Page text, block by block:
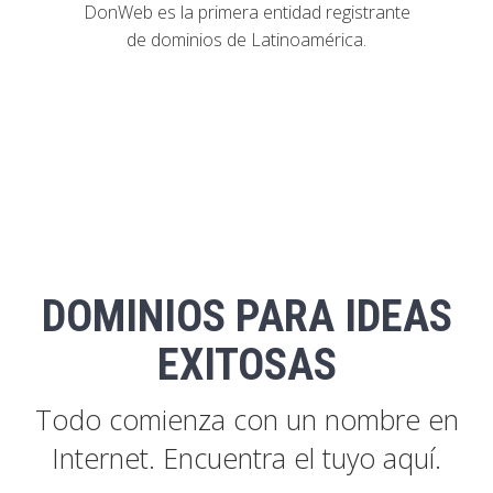
DonWeb es la primera entidad registrante
de dominios de Latinoamérica.
DOMINIOS PARA IDEAS
EXITOSAS
Todo comienza con un nombre en
Internet. Encuentra el tuyo aquí.